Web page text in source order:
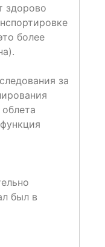
здорово
более
за
был в